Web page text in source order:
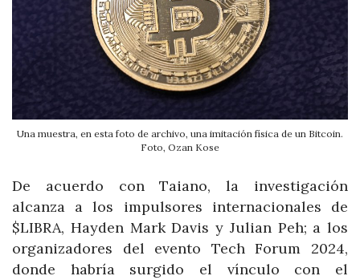
Una muestra, en esta foto de archivo, una imitación física de un Bitcoin.
Foto, Ozan Kose
De acuerdo con Taiano, la investigación
alcanza a los impulsores internacionales de
$LIBRA, Hayden Mark Davis y Julian Peh; a los
organizadores del evento Tech Forum 2024,
donde habría surgido el vínculo con el